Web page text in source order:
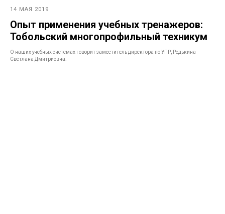
14 МАЯ 2019
Опыт применения учебных тренажеров:
Тобольский многопрофильный техникум
О наших учебных системах говорит заместитель директора по УПР, Редькина
Светлана Дмитриевна.